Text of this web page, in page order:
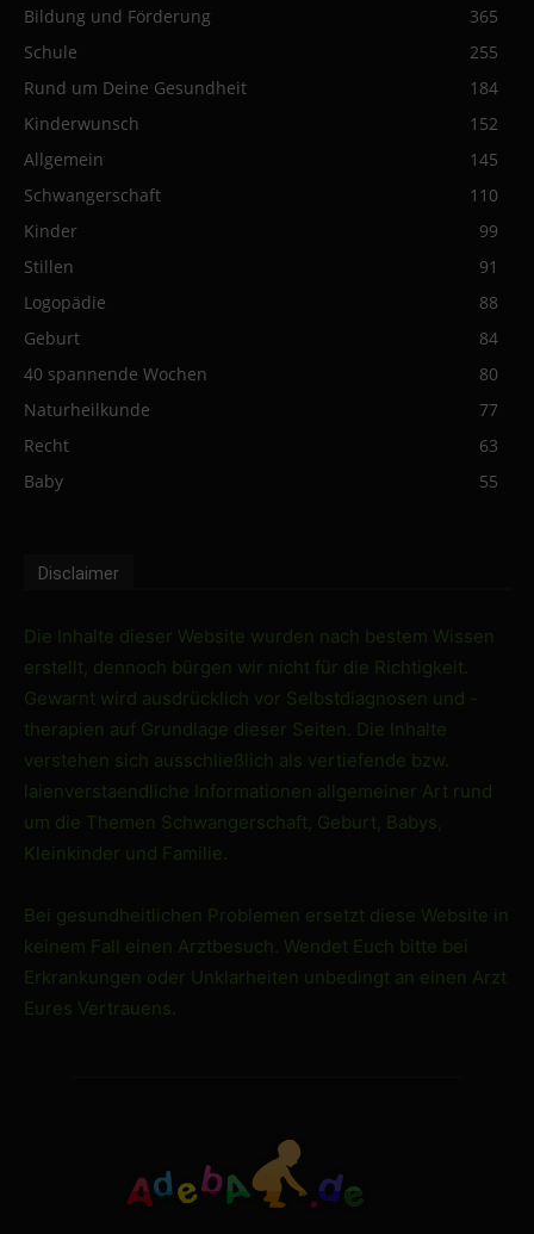
Bildung und Förderung
365
Schule
255
Rund um Deine Gesundheit
184
Kinderwunsch
152
Allgemein
145
Schwangerschaft
110
Kinder
99
Stillen
91
Logopädie
88
Geburt
84
40 spannende Wochen
80
Naturheilkunde
77
Recht
63
Baby
55
Disclaimer
Die Inhalte dieser Website wurden nach bestem Wissen
erstellt, dennoch bürgen wir nicht für die Richtigkeit.
Gewarnt wird ausdrücklich vor Selbstdiagnosen und -
therapien auf Grundlage dieser Seiten. Die Inhalte
verstehen sich ausschließlich als vertiefende bzw.
laienverstaendliche Informationen allgemeiner Art rund
um die Themen Schwangerschaft, Geburt, Babys,
Kleinkinder und Familie.
Bei gesundheitlichen Problemen ersetzt diese Website in
keinem Fall einen Arztbesuch. Wendet Euch bitte bei
Erkrankungen oder Unklarheiten unbedingt an einen Arzt
Eures Vertrauens.